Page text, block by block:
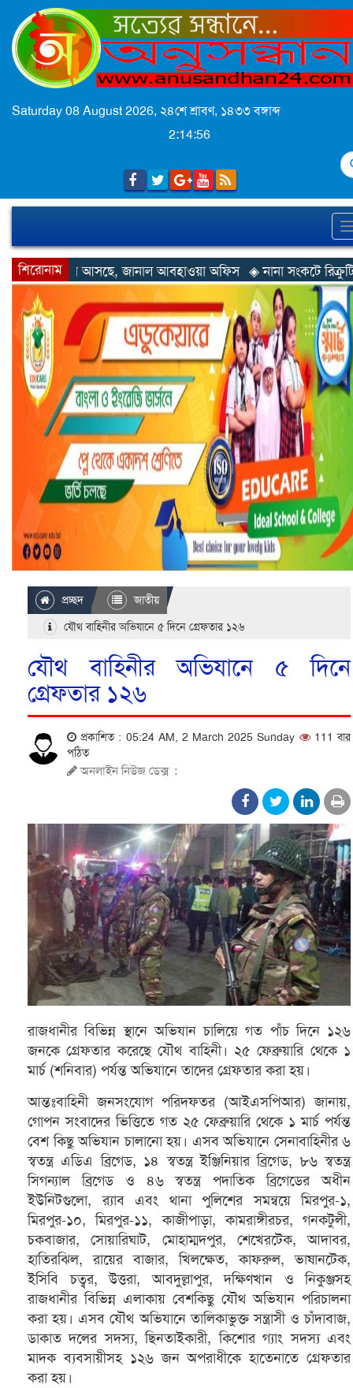
Saturday 08 August 2026, ২৪শে শ্রাবণ, ১৪৩৩ বঙ্গাব্দ
2:14:58
শিরোনাম
আবহাওয়া অফিস ◈ নানা সংকটে রিক্রুটিং এজেন্সি, হুমকির মুখে
প্রচ্ছদ
জাতীয়
যৌথ বাহিনীর অভিযানে ৫ দিনে গ্রেফতার ১২৬
যৌথ বাহিনীর অভিযানে ৫ দিনে
গ্রেফতার ১২৬
প্রকাশিত : 05:24 AM, 2 March 2025 Sunday
111 বার
পঠিত
অনলাইন নিউজ ডেক্স :
রাজধানীর বিভিন্ন স্থানে অভিযান চালিয়ে গত পাঁচ দিনে ১২৬
জনকে গ্রেফতার করেছে যৌথ বাহিনী। ২৫ ফেব্রুয়ারি থেকে ১
মার্চ (শনিবার) পর্যন্ত অভিযানে তাদের গ্রেফতার করা হয়।
আন্তঃবাহিনী জনসংযোগ পরিদফতর (আইএসপিআর) জানায়,
গোপন সংবাদের ভিত্তিতে গত ২৫ ফেব্রুয়ারি থেকে ১ মার্চ পর্যন্ত
বেশ কিছু অভিযান চালানো হয়। এসব অভিযানে সেনাবাহিনীর ৬
স্বতন্ত্র এডিএ ব্রিগেড, ১৪ স্বতন্ত্র ইঞ্জিনিয়ার ব্রিগেড, ৮৬ স্বতন্ত্র
সিগন্যাল ব্রিগেড ও ৪৬ স্বতন্ত্র পদাতিক ব্রিগেডের অধীন
ইউনিটগুলো, র‍্যাব এবং থানা পুলিশের সমন্বয়ে মিরপুর-১,
মিরপুর-১০, মিরপুর-১১, কাজীপাড়া, কামরাঙ্গীরচর, গনকটুলী,
চকবাজার, সোয়ারিঘাট, মোহাম্মদপুর, শেখেরটেক, আদাবর,
হাতিরঝিল, রায়ের বাজার, খিলক্ষেত, কাফরুল, ভাষানটেক,
ইসিবি চত্বর, উত্তরা, আবদুল্লাপুর, দক্ষিণখান ও নিকুঞ্জসহ
রাজধানীর বিভিন্ন এলাকায় বেশকিছু যৌথ অভিযান পরিচালনা
করা হয়। এসব যৌথ অভিযানে তালিকাভুক্ত সন্ত্রাসী ও চাঁদাবাজ,
ডাকাত দলের সদস্য, ছিনতাইকারী, কিশোর গ্যাং সদস্য এবং
মাদক ব্যবসায়ীসহ ১২৬ জন অপরাধীকে হাতেনাতে গ্রেফতার
করা হয়।